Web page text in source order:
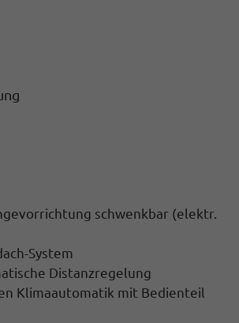
schwenkbar (elektr.
System
Distanzregelung
Klimaautomatik mit Bedienteil